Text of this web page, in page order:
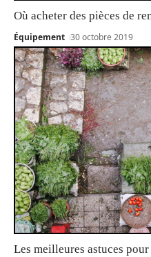
Où acheter des pièces de
Équipement 30 octobre 2019
Les meilleures astuces